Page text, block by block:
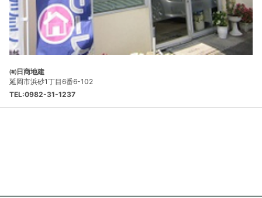
㈲日商地建
延岡市浜砂1丁目6番6-102
TEL:0982-31-1237